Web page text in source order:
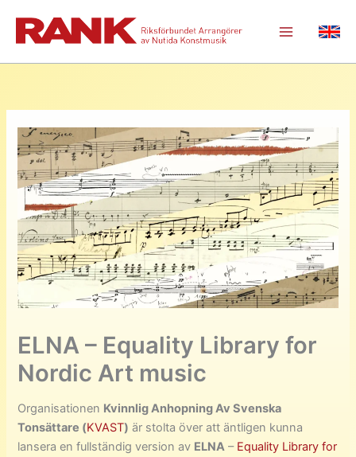
innehåll
ELNA – Equality Library for
Nordic Art music
Organisationen Kvinnlig Anhopning Av Svenska
Tonsättare (KVAST) är stolta över att äntligen kunna
lansera en fullständig version av ELNA – Equality Library for